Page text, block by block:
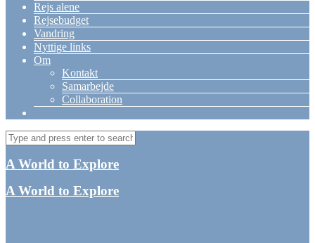
Rejs alene
Rejsebudget
Vandring
Nyttige links
Om
Kontakt
Samarbejde
Collaboration
A World to Explore
A World to Explore